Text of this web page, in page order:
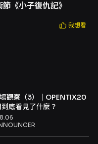
《小子復仇記》
我想看
觀察（3）｜OPENTIX20
底看見了什麼？